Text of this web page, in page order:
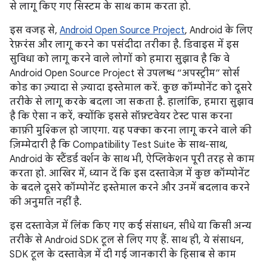
से लागू किए गए सिस्टम के साथ काम करता हो.
इस वजह से, Android Open Source Project, Android के लिए
रेफ़रंस और लागू करने का पसंदीदा तरीका है. डिवाइस में इस
सुविधा को लागू करने वाले लोगों को हमारा सुझाव है कि वे
Android Open Source Project से उपलब्ध “अपस्ट्रीम” सोर्स
कोड का ज़्यादा से ज़्यादा इस्तेमाल करें. कुछ कॉम्पोनेंट को दूसरे
तरीके से लागू करके बदला जा सकता है. हालांकि, हमारा सुझाव
है कि ऐसा न करें, क्योंकि इससे सॉफ़्टवेयर टेस्ट पास करना
काफ़ी मुश्किल हो जाएगा. यह पक्का करना लागू करने वाले की
ज़िम्मेदारी है कि Compatibility Test Suite के साथ-साथ,
Android के स्टैंडर्ड वर्शन के साथ भी, ऐप्लिकेशन पूरी तरह से काम
करता हो. आखिर में, ध्यान दें कि इस दस्तावेज़ में कुछ कॉम्पोनेंट
के बदले दूसरे कॉम्पोनेंट इस्तेमाल करने और उनमें बदलाव करने
की अनुमति नहीं है.
इस दस्तावेज़ में लिंक किए गए कई संसाधन, सीधे या किसी अन्य
तरीके से Android SDK टूल से लिए गए हैं. साथ ही, ये संसाधन,
SDK टूल के दस्तावेज़ में दी गई जानकारी के हिसाब से काम